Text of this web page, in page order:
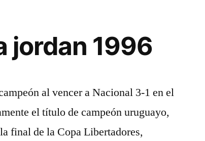
jordan 1996
al vencer a Nacional 3-1 en el
el título de campeón uruguayo,
final de la Copa Libertadores,